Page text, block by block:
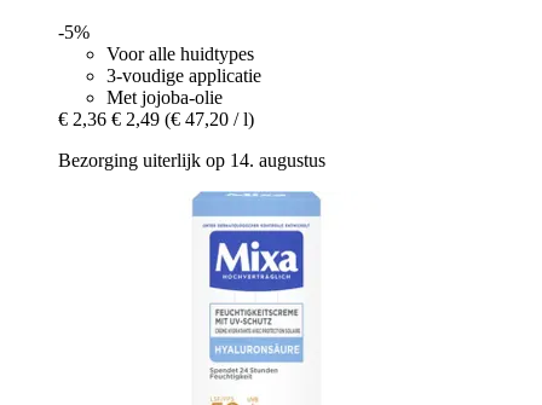
-5%
Voor alle huidtypes
3-voudige applicatie
Met jojoba-olie
€ 2,36 € 2,49 (€ 47,20 / l)
Bezorging uiterlijk op 14. augustus